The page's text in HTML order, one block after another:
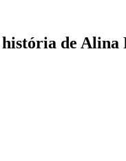
de Alina